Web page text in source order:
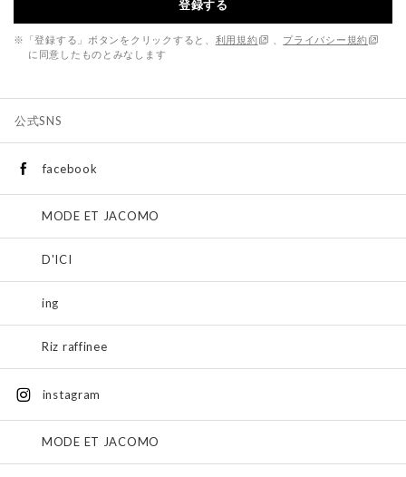
登録する
※「登録する」ボタンをクリックすると、 利用規約
プライバシー規約
に同意したものとみなします
公式SNS
facebook
MODE ET JACOMO
D'ICI
ing
Riz raffinee
instagram
MODE ET JACOMO